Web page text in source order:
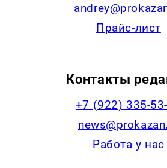
Прайс-лист
Контакты
+7 (922) 335-
Работа у нас